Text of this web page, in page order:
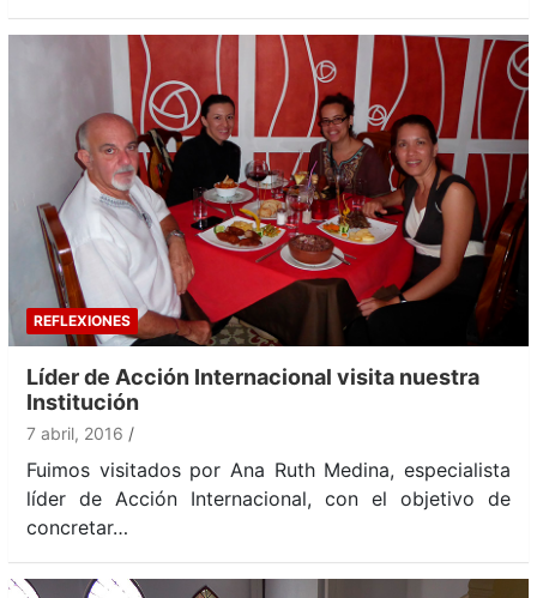
REFLEXIONES
Líder de Acción Internacional visita nuestra
Institución
7 abril, 2016
Fuimos visitados por Ana Ruth Medina, especialista
líder de Acción Internacional, con el objetivo de
concretar…